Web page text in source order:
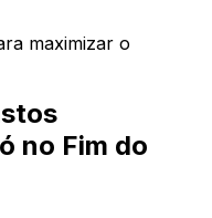
maximizar o
no Fim do